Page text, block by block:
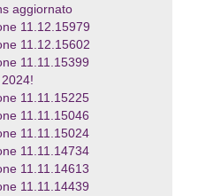
aggiornato
11.12.15979
11.12.15602
11.11.15399
11.11.15225
11.11.15046
11.11.15024
11.11.14734
11.11.14613
11.11.14439